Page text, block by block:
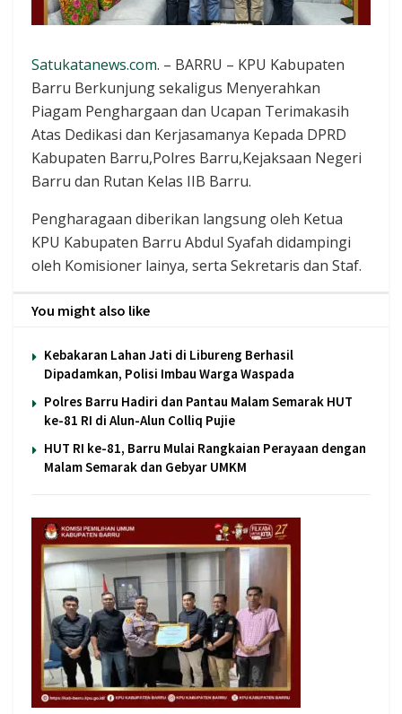
Satukatanews.com. – BARRU – KPU Kabupaten
Barru Berkunjung sekaligus Menyerahkan
Piagam Penghargaan dan Ucapan Terimakasih
Atas Dedikasi dan Kerjasamanya Kepada DPRD
Kabupaten Barru,Polres Barru,Kejaksaan Negeri
Barru dan Rutan Kelas IIB Barru.
Pengharagaan diberikan langsung oleh Ketua
KPU Kabupaten Barru Abdul Syafah didampingi
oleh Komisioner lainya, serta Sekretaris dan Staf.
You might also like
Kebakaran Lahan Jati di Libureng Berhasil
Dipadamkan, Polisi Imbau Warga Waspada
Polres Barru Hadiri dan Pantau Malam Semarak HUT
ke-81 RI di Alun-Alun Colliq Pujie
HUT RI ke-81, Barru Mulai Rangkaian Perayaan dengan
Malam Semarak dan Gebyar UMKM